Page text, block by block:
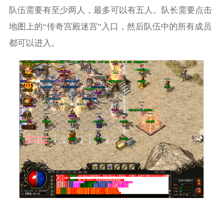
队伍需要有至少两人，最多可以有五人。队长需要点击
地图上的“传奇宫殿迷宫”入口，然后队伍中的所有成员
都可以进入。